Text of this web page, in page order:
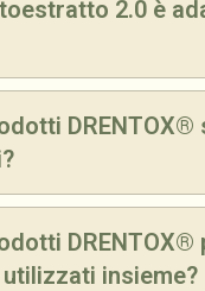
2.0 è
DRENTOX®
DRENTOX®
insieme?